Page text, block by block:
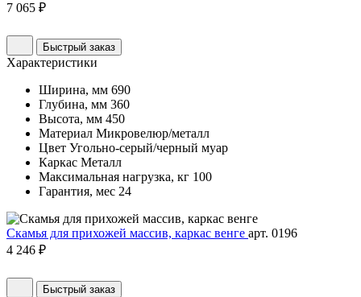
7 065 ₽
Быстрый заказ
Характеристики
Ширина, мм 690
Глубина, мм 360
Высота, мм 450
Материал Микровелюр/металл
Цвет Угольно-серый/черный муар
Каркас Металл
Максимальная нагрузка, кг 100
Гарантия, мес 24
Скамья для прихожей массив, каркас венге арт. 0196
4 246 ₽
Быстрый заказ